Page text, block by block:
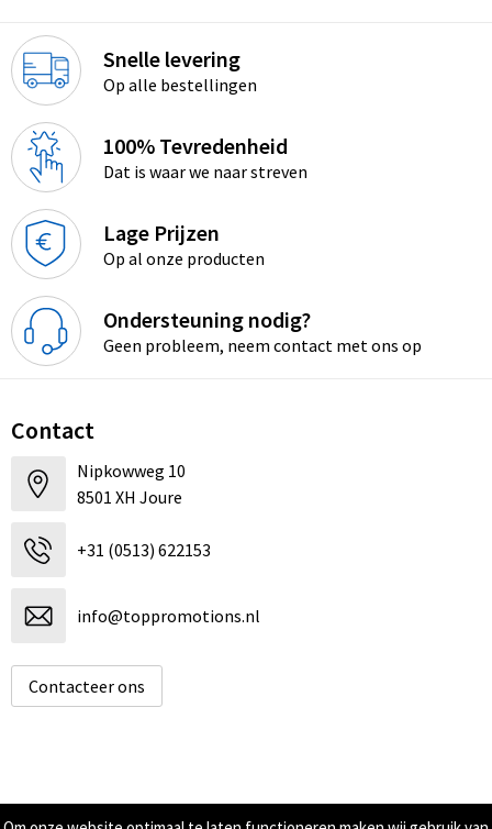
Snelle levering
Op alle bestellingen
100% Tevredenheid
Dat is waar we naar streven
Lage Prijzen
Op al onze producten
Ondersteuning nodig?
Geen probleem, neem contact met ons op
Contact
Nipkowweg 10
8501 XH Joure
+31 (0513) 622153
info@toppromotions.nl
Contacteer ons
Informatie